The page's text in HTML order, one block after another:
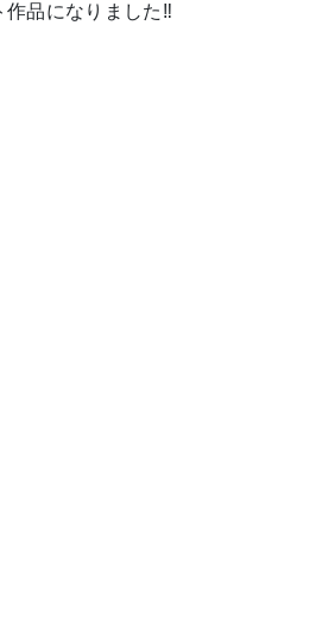
品になりました‼